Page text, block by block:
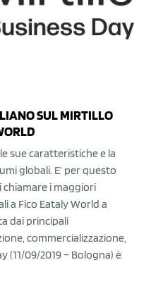
SUL MIRTILLO
sue caratteristiche e la
globali. E’ per questo
chiamare i maggiori
a Fico Eataly World a
dai principali
commercializzazione,
(11/09/2019 – Bologna) è